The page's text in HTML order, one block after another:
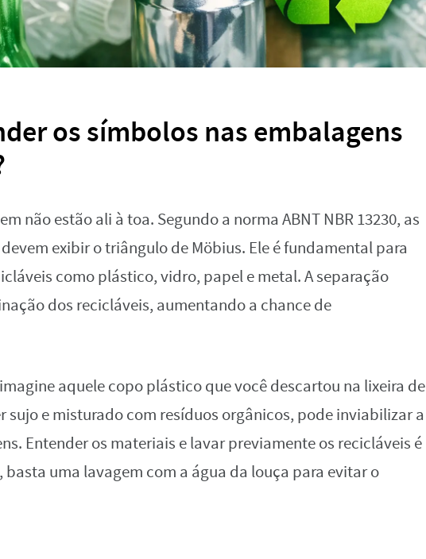
os símbolos nas embalagens
não estão ali à toa. Segundo a norma ABNT NBR 13230, as
exibir o triângulo de Möbius. Ele é fundamental para
como plástico, vidro, papel e metal. A separação
dos recicláveis, aumentando a chance de
aquele copo plástico que você descartou na lixeira de
sujo e misturado com resíduos orgânicos, pode inviabilizar a
Entender os materiais e lavar previamente os recicláveis é
basta uma lavagem com a água da louça para evitar o